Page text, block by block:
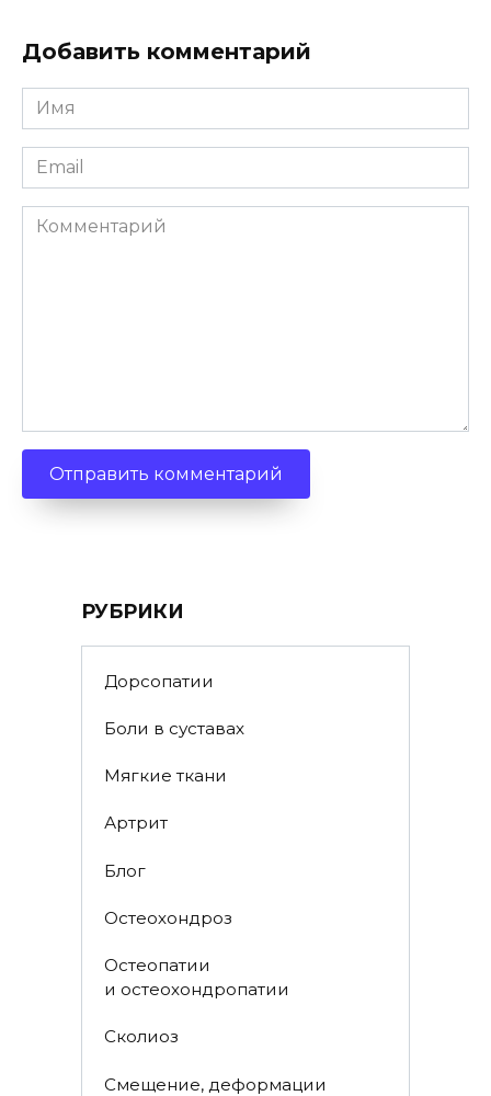
Добавить комментарий
Имя
*
Email
*
Комментарий
РУБРИКИ
Дорсопатии
Боли в суставах
Мягкие ткани
Артрит
Блог
Остеохондроз
Остеопатии
и остеохондропатии
Сколиоз
Смещение, деформации